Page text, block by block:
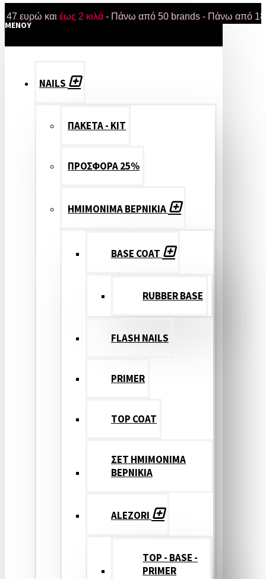
καιέως 2 κιλά- Πάνω από 50 brands - Πάνω από 18.000
MENOY
NAILS
ΠΑΚΕΤΑ - ΚΙΤ
ΠΡΟΣΦΟΡΑ 25%
ΗΜΙΜΟΝΙΜΑ ΒΕΡΝΙΚΙΑ
BASE COAT
RUBBER BASE
FLASH NAILS
PRIMER
TOP COAT
ΣΕΤ ΗΜΙΜΟΝΙΜΑ
ΒΕΡΝΙΚΙΑ
ALEZORI
TOP - BASE -
PRIMER